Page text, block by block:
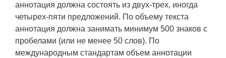
аннотация должна состоять из двух-трех, иногда
четырех-пяти предложений. По объему текста
аннотация должна занимать минимум 500 знаков с
пробелами (или не менее 50 слов). По
международным стандартам объем аннотации